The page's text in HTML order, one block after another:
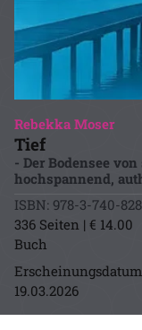
Rebekka Moser
Tief
- Der Bodensee
hochspannend,
ISBN: 978-3-740-
336 Seiten | € 14.00
Buch
19.03.2026